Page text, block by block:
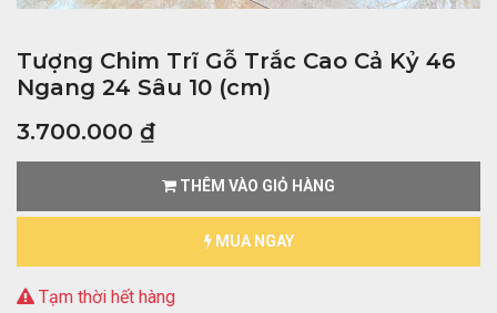
Tượng Chim Trĩ Gỗ Trắc Cao Cả Kỷ 46
Ngang 24 Sâu 10 (cm)
3.700.000 ₫
THÊM VÀO GIỎ HÀNG
MUA NGAY
Tạm thời hết hàng